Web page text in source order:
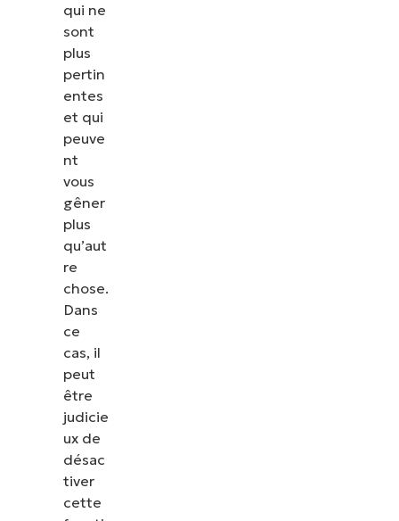
qui ne
sont
plus
pertin
entes
et qui
peuve
nt
vous
gêner
plus
qu’aut
re
chose.
Dans
ce
cas, il
peut
être
judicie
ux de
désac
tiver
cette